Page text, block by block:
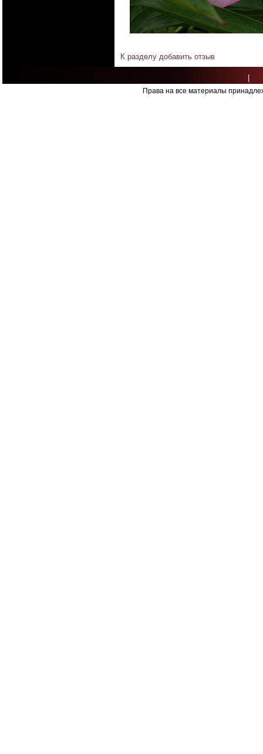
К разделу добавить отзыв
Права на все материалы